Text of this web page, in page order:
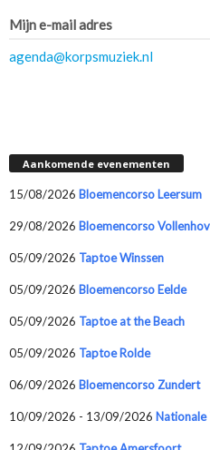
Mijn e-mail adres
agenda@korpsmuziek.nl
Aankomende evenementen
15/08/2026 Bloemencorso Leersum
29/08/2026 Bloemencorso
05/09/2026 Taptoe Winssen
05/09/2026 Bloemencorso Eelde
05/09/2026 Taptoe at the Beach
05/09/2026 Taptoe Rolde
06/09/2026 Bloemencorso Zundert
10/09/2026 - 13/09/2026 Nationale